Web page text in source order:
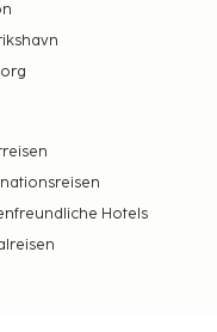
Hotels